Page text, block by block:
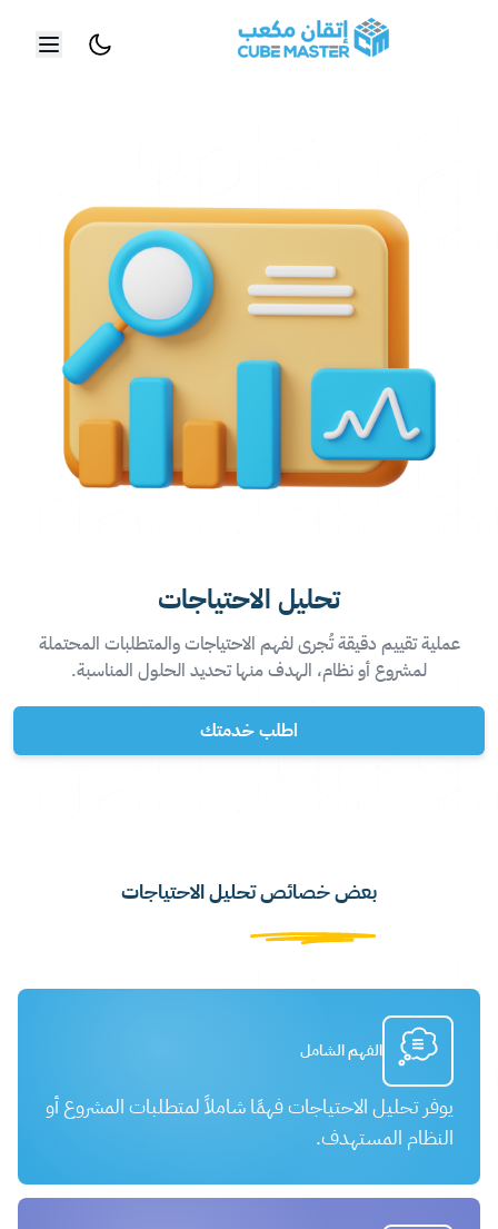
تخطي إلى المحتوى الرئيسي
تحليل الاحتياجات
عملية تقييم دقيقة تُجرى لفهم الاحتياجات والمتطلبات المحتملة
لمشروع أو نظام، الهدف منها تحديد الحلول المناسبة.
اطلب خدمتك
بعض خصائص تحليل الاحتياجات
الفهم الشامل
يوفر تحليل الاحتياجات فهمًا شاملاً لمتطلبات المشروع أو
النظام المستهدف.